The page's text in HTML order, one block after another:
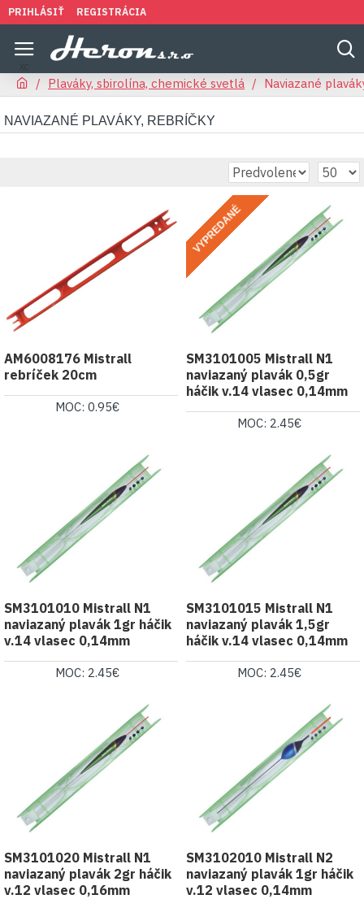
PRIHLÁSIŤ REGISTRÁCIA
Plaváky, sbirolína, chemické svetlá Naviazané
NAVIAZANÉ PLAVÁKY, REBRÍČKY
AM6008176 Mistrall
rebríček 20cm
MOC: 0.95€
VYPREDANÉ
SM3101005 Mistrall N1
naviazaný plavák 0,5gr
háčik v.14 vlasec 0,14mm
MOC: 2.45€
SM3101010 Mistrall N1
naviazaný plavák 1gr háčik
v.14 vlasec 0,14mm
MOC: 2.45€
SM3101015 Mistrall N1
naviazaný plavák 1,5gr
háčik v.14 vlasec 0,14mm
MOC: 2.45€
SM3101020 Mistrall N1
naviazaný plavák 2gr háčik
v.12 vlasec 0,16mm
SM3102010 Mistrall N2
naviazaný plavák 1gr háčik
v.12 vlasec 0,14mm